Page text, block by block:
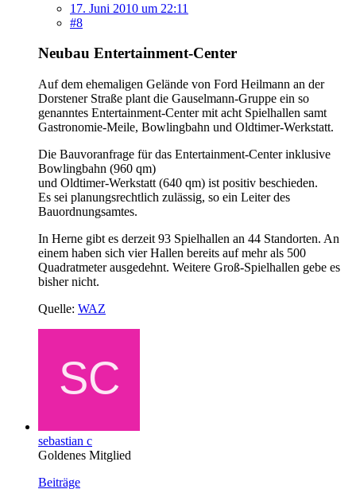
17. Juni 2010 um 22:11
#8
Neubau Entertainment-Center
Auf dem ehemaligen Gelände von Ford Heilmann an der
Dorstener Straße plant die Gauselmann-Gruppe ein so
genanntes Entertainment-Center mit acht Spielhallen samt
Gastronomie-Meile, Bowlingbahn und Oldtimer-Werkstatt.
Die Bauvoranfrage für das Entertainment-Center inklusive
Bowlingbahn (960 qm)
und Oldtimer-Werkstatt (640 qm) ist positiv beschieden.
Es sei planungsrechtlich zulässig, so ein Leiter des
Bauordnungsamtes.
In Herne gibt es derzeit 93 Spielhallen an 44 Standorten. An
einem haben sich vier Hallen bereits auf mehr als 500
Quadratmeter ausgedehnt. Weitere Groß-Spielhallen gebe es
bisher nicht.
Quelle: WAZ
sebastian c
Goldenes Mitglied
Beiträge